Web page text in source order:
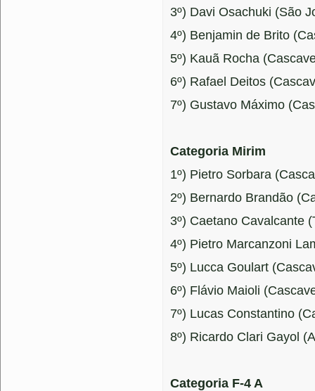
3º) Davi Osachuki (São
4º) Benjamin de Brito
5º) Kauã Rocha
6º) Rafael Deitos
7º) Gustavo Máximo
Categoria Mirim
1º) Pietro Sorbara
2º) Bernardo Brandão
3º) Caetano Cavalcante
4º) Pietro Marcanzoni
5º) Lucca Goulart
6º) Flávio Maioli
7º) Lucas Constantino
8º) Ricardo Clari Gayol
Categoria F-4 A